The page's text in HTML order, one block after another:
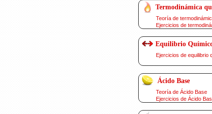
Termodinámica
Teoría de
Ejercicios de
Equilibrio
Ejercicios de equilibrio
Ácido Base
Teoría de Ácido Base
Ejercicios de Ácido